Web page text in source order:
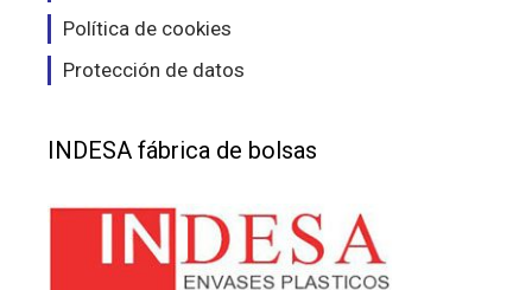
Política de cookies
Protección de datos
INDESA fábrica de bolsas